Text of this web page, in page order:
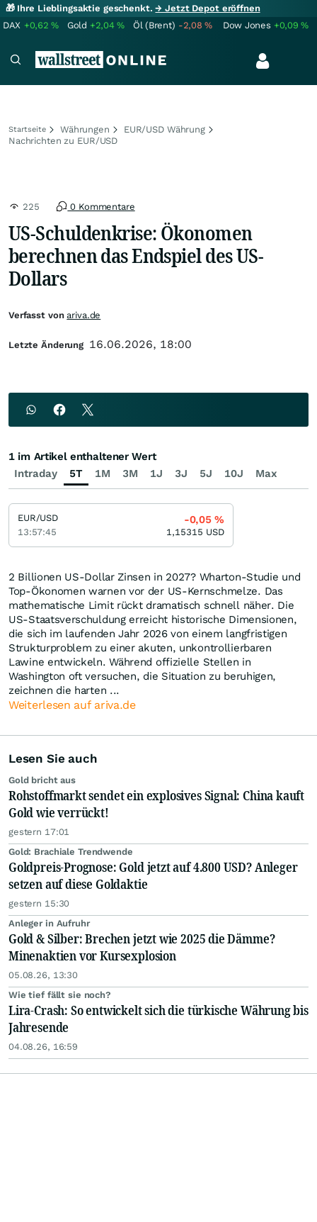
🎁 Ihre Lieblingsaktie geschenkt.→ Jetzt Depot eröffnen
DAX +0,62% Gold +2,04% Öl (Brent) -2,08% Dow Jones +0,09%
Startseite Währungen
EUR/USD Währung
Nachrichten zu EUR/USD
225 0 Kommentare
US-Schuldenkrise: Ökonomen
berechnen das Endspiel des US-
Dollars
2 Billionen US-Dollar Zinsen in 2027? Wharton-Studie und
Top-Ökonomen warnen vor der US-Kernschmelze. Das
mathematische Limit rückt dramatisch schnell näher. Die
US-Staatsverschuldung erreicht historische Dimensionen,
die sich im laufenden Jahr 2026 von einem langfristigen
Strukturproblem zu einer akuten, unkontrollierbaren
Lawine entwickeln. Während offizielle Stellen in
Washington oft versuchen, die Situation zu beruhigen,
zeichnen die harten ...
Weiterlesen auf ariva.de
Lesen Sie auch
Gold bricht aus
Rohstoffmarkt sendet ein explosives Signal: China kauft
Gold wie verrückt!
gestern 17:01
Gold: Brachiale Trendwende
Goldpreis-Prognose: Gold jetzt auf 4.800 USD? Anleger
setzen auf diese Goldaktie
gestern 15:30
Anleger in Aufruhr
Gold & Silber: Brechen jetzt wie 2025 die Dämme?
Minenaktien vor Kursexplosion
05.08.26, 13:30
Wie tief fällt sie noch?
Lira-Crash: So entwickelt sich die türkische Währung bis
Jahresende
04.08.26, 16:59
Verfasst vonariva.de
Letzte Änderung 16.06.2026, 18:00
Intraday 5T 1M 3M 1J 3J 5J 10J Max
1 im Artikel enthaltener Wert
EUR/USD
13:57:45
-0,05%
1,15315 USD